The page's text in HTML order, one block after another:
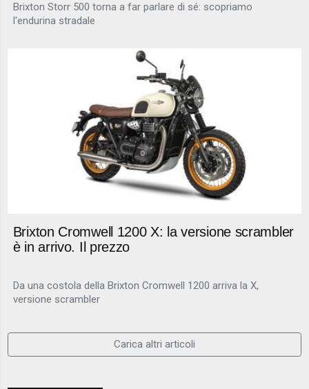
Brixton Storr 500 torna a far parlare di sé: scopriamo
l'endurina stradale
Brixton Cromwell 1200 X: la versione scrambler
è in arrivo. Il prezzo
Da una costola della Brixton Cromwell 1200 arriva la X,
versione scrambler
Carica altri articoli